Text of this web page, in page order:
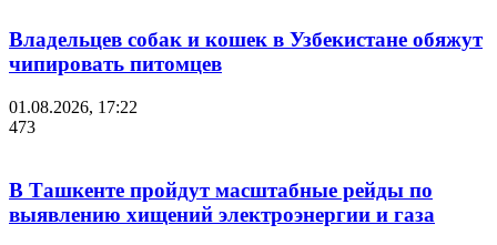
Владельцев собак и кошек в Узбекистане обяжут
чипировать питомцев
01.08.2026, 17:22
473
В Ташкенте пройдут масштабные рейды по
выявлению хищений электроэнергии и газа